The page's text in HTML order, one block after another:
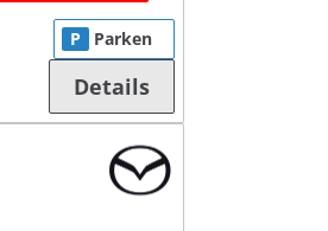
P Parken
Details